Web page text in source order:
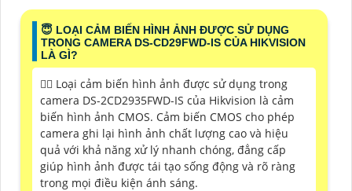
😇 LOẠI CẢM BIẾN HÌNH ẢNH ĐƯỢC SỬ DỤNG
TRONG CAMERA DS-CD29FWD-IS CỦA HIKVISION
LÀ GÌ?
❤️‍💋‍ Loại cảm biến hình ảnh được sử dụng trong
camera DS-2CD2935FWD-IS của Hikvision là cảm
biến hình ảnh CMOS. Cảm biến CMOS cho phép
camera ghi lại hình ảnh chất lượng cao và hiệu
quả với khả năng xử lý nhanh chóng, đẳng cấp
giúp hình ảnh được tái tạo sống động và rõ ràng
trong mọi điều kiện ánh sáng.